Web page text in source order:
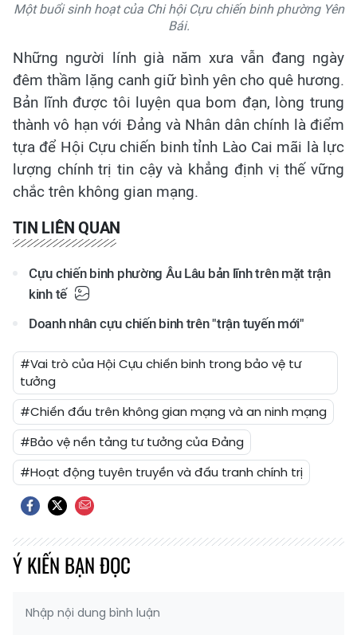
Một buổi sinh hoạt của Chi hội Cựu chiến binh phường Yên
Bái.
Những người lính già năm xưa vẫn đang ngày
đêm thầm lặng canh giữ bình yên cho quê hương.
Bản lĩnh được tôi luyện qua bom đạn, lòng trung
thành vô hạn với Đảng và Nhân dân chính là điểm
tựa để Hội Cựu chiến binh tỉnh Lào Cai mãi là lực
lượng chính trị tin cậy và khẳng định vị thế vững
chắc trên không gian mạng.
TIN LIÊN QUAN
Cựu chiến binh phường Âu Lâu bản lĩnh trên mặt trận
kinh tế
Doanh nhân cựu chiến binh trên "trận tuyến mới"
#Vai trò của Hội Cựu chiến binh trong bảo vệ tư
tưởng
#Chiến đấu trên không gian mạng và an ninh mạng
#Bảo vệ nền tảng tư tưởng của Đảng
#Hoạt động tuyên truyền và đấu tranh chính trị
Ý KIẾN BẠN ĐỌC